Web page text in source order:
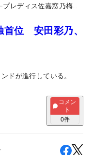
首位 安田彩乃、
ドが進行している。
コメン
ト
0件